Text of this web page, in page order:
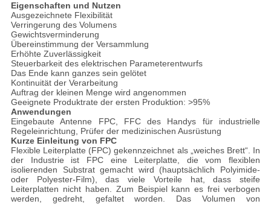
Eigenschaften und Nutzen
Ausgezeichnete Flexibilität
Verringerung des Volumens
Gewichtsverminderung
Übereinstimmung der Versammlung
Erhöhte Zuverlässigkeit
Steuerbarkeit des elektrischen Parameterentwurfs
Das Ende kann ganzes sein gelötet
Kontinuität der Verarbeitung
Auftrag der kleinen Menge wird angenommen
Geeignete Produktrate der ersten Produktion: >95%
Anwendungen
Eingebaute Antenne FPC, FFC des Handys für industrielle
Regeleinrichtung, Prüfer der medizinischen Ausrüstung
Kurze Einleitung von FPC
Flexible Leiterplatte (FPC) gekennzeichnet als „weiches Brett“. In
der Industrie ist FPC eine Leiterplatte, die vom flexiblen
isolierenden Substrat gemacht wird (hauptsächlich Polyimide-
oder Polyester-Film), das viele Vorteile hat, dass steife
Leiterplatten nicht haben. Zum Beispiel kann es frei verbogen
werden, gedreht, gefaltet worden. Das Volumen von